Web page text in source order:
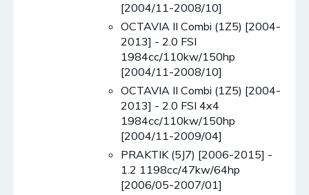
[2004/11-2008/10]
OCTAVIA II Combi (1Z5) [2004-
2013] - 2.0 FSI
1984cc/110kw/150hp
[2004/11-2008/10]
OCTAVIA II Combi (1Z5) [2004-
2013] - 2.0 FSI 4x4
1984cc/110kw/150hp
[2004/11-2009/04]
PRAKTIK (5J7) [2006-2015] -
1.2 1198cc/47kw/64hp
[2006/05-2007/01]